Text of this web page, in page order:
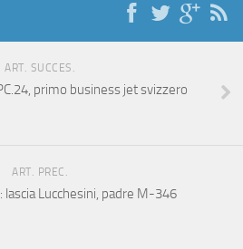
ART. SUCCES.
primo business jet svizzero
ART. PREC.
lascia Lucchesini, padre M-346